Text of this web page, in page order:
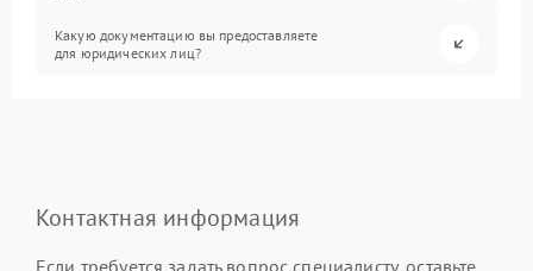
Какую документацию вы предоставляете
для юридических лиц?
Контактная информация
Если требуется задать вопрос специалисту, оставьте